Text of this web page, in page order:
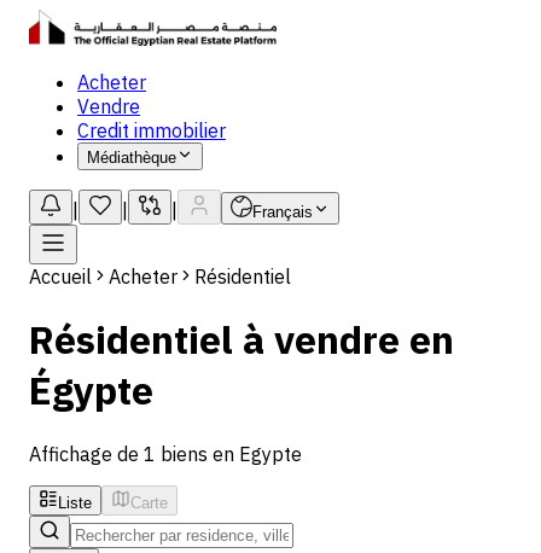
Acheter
Vendre
Credit immobilier
Médiathèque
Français
Accueil Acheter Résidentiel
Résidentiel à vendre en
Égypte
Affichage de 1 biens en Egypte
Liste Carte